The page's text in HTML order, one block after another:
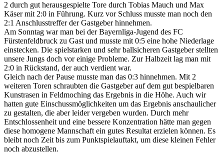
2 durch gut herausgespielte Tore durch Tobias Mauch und Max
Käser mit 2:0 in Führung. Kurz vor Schluss musste man noch den
2:1 Anschlusstreffer der Gastgeber hinnehmen.
Am Sonntag war man bei der Bayernliga-Jugend des FC
Fürstenfeldbruck zu Gast und musste mit 0:5 eine hohe Niederlage
einstecken. Die spielstarken und sehr ballsicheren Gastgeber stellten
unsere Jungs doch vor einige Probleme. Zur Halbzeit lag man mit
2:0 in Rückstand, der auch verdient war.
Gleich nach der Pause musste man das 0:3 hinnehmen. Mit 2
weiteren Toren schraubten die Gastgeber auf dem gut bespielbaren
Kunstrasen in Feldmoching das Ergebnis in die Höhe. Auch wir
hatten gute Einschussmöglichkeiten um das Ergebnis anschaulicher
zu gestalten, die aber leider vergeben wurden. Durch mehr
Entschlossenheit und eine bessere Konzentration hätte man gegen
diese homogene Mannschaft ein gutes Resultat erzielen können. Es
bleibt noch Zeit bis zum Punktspielauftakt, um diese kleinen Fehler
noch abzustellen.